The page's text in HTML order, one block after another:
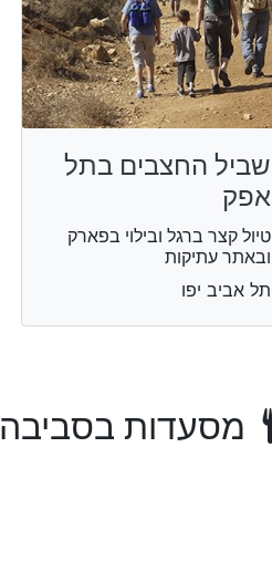
שביל החצבים בתל
אפק
טיול קצר ברגל ובילוי בפארק
ובאתר עתיקות
תל אביב יפו
מסעדות בסביבה